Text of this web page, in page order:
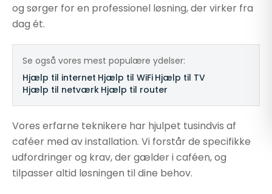
og sørger for en professionel løsning, der virker fra
dag ét.
Se også vores mest populære ydelser:
Hjælp til internet Hjælp til WiFi Hjælp til TV
Hjælp til netværk Hjælp til router
Vores erfarne teknikere har hjulpet tusindvis af
caféer med av installation. Vi forstår de specifikke
udfordringer og krav, der gælder i caféen, og
tilpasser altid løsningen til dine behov.